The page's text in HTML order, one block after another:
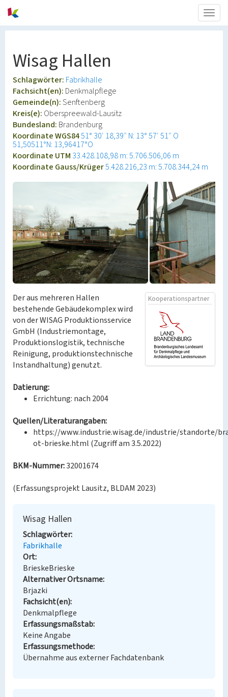
Wisag Hallen
Schlagwörter: Fabrikhalle
Fachsicht(en): Denkmalpflege
Gemeinde(n):Senftenberg
Kreis(e): Oberspreewald-Lausitz
Bundesland: Brandenburg
Koordinate WGS8451° 30′ 18,39″ N: 13° 57′ 51″ O
51,50511°N: 13,96417°O
Koordinate UTM 33.428.108,98 m: 5.706.506,06 m
Koordinate Gauss/Krüger5.428.216,23 m: 5.708.344,24 m
Kooperationspartner
Der aus mehreren Hallen
bestehende Gebäudekomplex wird
von der WISAG Produktionsservice
GmbH (Industriemontage,
Produktionslogistik, technische
Reinigung, produktionstechnische
Instandhaltung) genutzt.
Datierung:
Errichtung: nach 2004
Quellen/Literaturangaben:
https://www.industrie.wisag.de/industrie/standorte/
ot-brieske.html (Zugriff am 3.5.2022)
BKM-Nummer:32001674
(Erfassungsprojekt Lausitz, BLDAM 2023)
Wisag Hallen
Schlagwörter
Fabrikhalle
Ort
BrieskeBrieske
Alternativer Ortsname
Brjazki
Fachsicht(en)
Denkmalpflege
Erfassungsmaßstab
Keine Angabe
Erfassungsmethode
Übernahme aus externer Fachdatenbank